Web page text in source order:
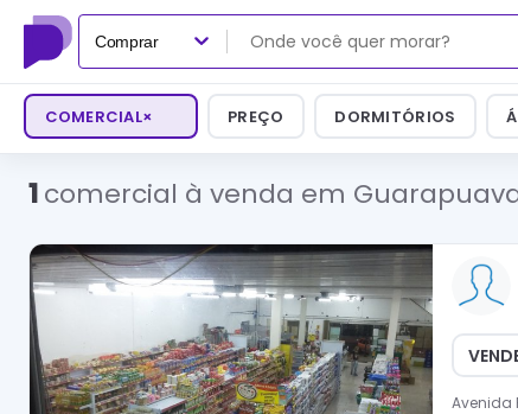
Comprar
COMERCIAL× PREÇO DORMITÓRIOS
1comercial à venda em
Avenida